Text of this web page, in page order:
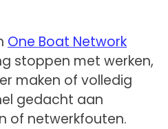
One Boat Network
stoppen met werken,
maken of volledig
gedacht aan
of netwerkfouten.